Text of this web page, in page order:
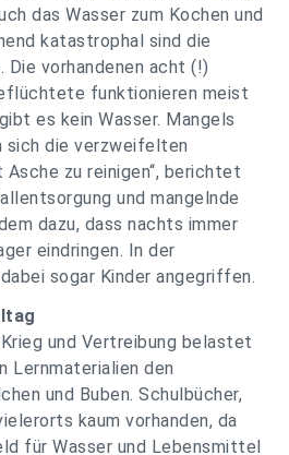
das Wasser zum Kochen und
katastrophal sind die
Die vorhandenen acht (!)
funktionieren meist
es kein Wasser. Mangels
sich die verzweifelten
zu reinigen“, berichtet
und mangelnde
dazu, dass nachts immer
eindringen. In der
sogar Kinder angegriffen.
und Vertreibung belastet
Lernmaterialien den
und Buben. Schulbücher,
kaum vorhanden, da
für Wasser und Lebensmittel